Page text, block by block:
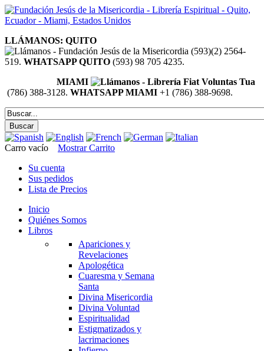
LLÁMANOS: QUITO
(593)(2) 2564-
519. WHATSAPP QUITO (593) 98 705 4235.
MIAMI
(786) 388-3128. WHATSAPP MIAMI +1 (786) 388-9698.
Carro vacío
Mostrar Carrito
Su cuenta
Sus pedidos
Lista de Precios
Inicio
Quiénes Somos
Libros
Apariciones y
Revelaciones
Apologética
Cuaresma y Semana
Santa
Divina Misericordia
Divina Voluntad
Espiritualidad
Estigmatizados y
lacrimaciones